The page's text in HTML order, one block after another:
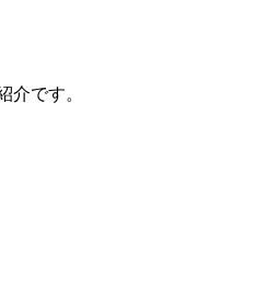
介です。